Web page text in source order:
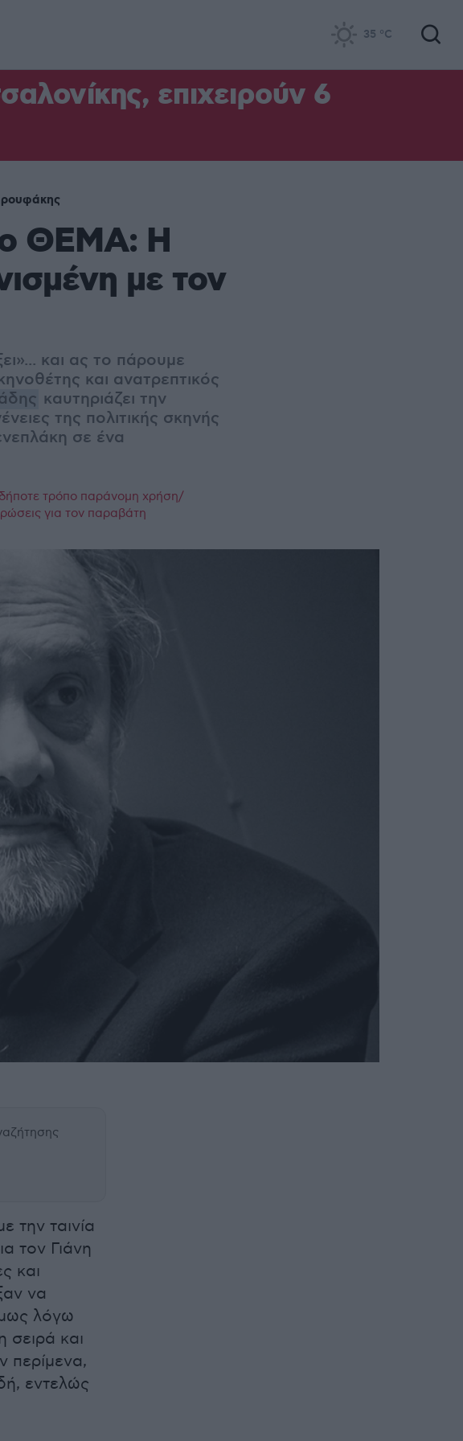
35 °C
επιχειρούν 6
ΘΕΜΑ: Η
με τον
και ας το πάρουμε
και ανατρεπτικός
καυτηριάζει την
της πολιτικής σκηνής
σε ένα
τρόπο παράνομη χρήση/
για τον παραβάτη
την ταινία
τον Γιάνη
και
να
λόγω
σειρά και
περίμενα,
εντελώς